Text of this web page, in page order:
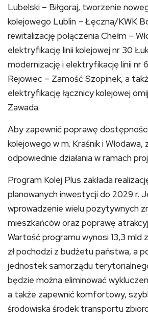
Lubelski – Biłgoraj, tworzenie
kolejowego Lublin – Łęczna/KWK
rewitalizację połączenia Chełm –
elektryfikację linii kolejowej nr 30
modernizację i elektryfikację linii nr
Rejowiec – Zamość Szopinek, a
elektryfikację łącznicy kolejowej
Zawada.
Aby zapewnić poprawę
kolejowego w m. Kraśnik i Włodawa,
odpowiednie działania w ramach
Program Kolej Plus zakłada
planowanych inwestycji do 2029 r.
wprowadzenie wielu pozytywnych
mieszkańców oraz poprawę
Wartość programu wynosi 13,3 mld
zł pochodzi z budżetu państwa, a
jednostek samorządu
będzie można eliminować
a także zapewnić komfortowy,
środowiska środek transportu